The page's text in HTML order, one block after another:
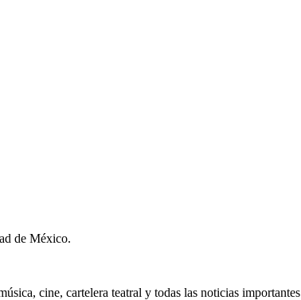
de México.
cine, cartelera teatral y todas las noticias importantes